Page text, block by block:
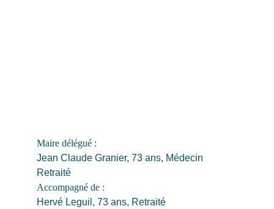
Maire délégué :
Jean Claude Granier, 73 ans, Médecin
Retraité
Accompagné de :
Hervé Leguil, 73 ans, Retraité